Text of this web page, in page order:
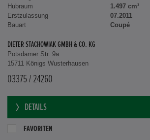
Hubraum
1.497 cm³
Erstzulassung
07.2011
Bauart
Coupé
DIETER STACHOWIAK GMBH & CO. KG
Potsdamer Str. 9a
15711 Königs Wusterhausen
03375 / 24260
DETAILS
FAVORITEN